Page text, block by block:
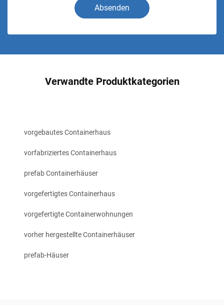
Absenden
Verwandte Produktkategorien
vorgebautes Containerhaus
vorfabriziertes Containerhaus
prefab Containerhäuser
vorgefertigtes Containerhaus
vorgefertigte Containerwohnungen
vorher hergestellte Containerhäuser
prefab-Häuser